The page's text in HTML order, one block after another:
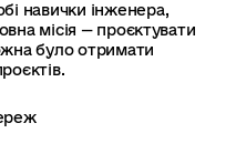
навички інженера,
місія — проєктувати
було отримати